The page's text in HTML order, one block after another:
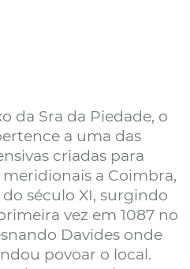
da Sra da Piedade, o
a uma das
criadas para
a Coimbra,
século XI, surgindo
vez em 1087 no
Davides onde
povoar o local.